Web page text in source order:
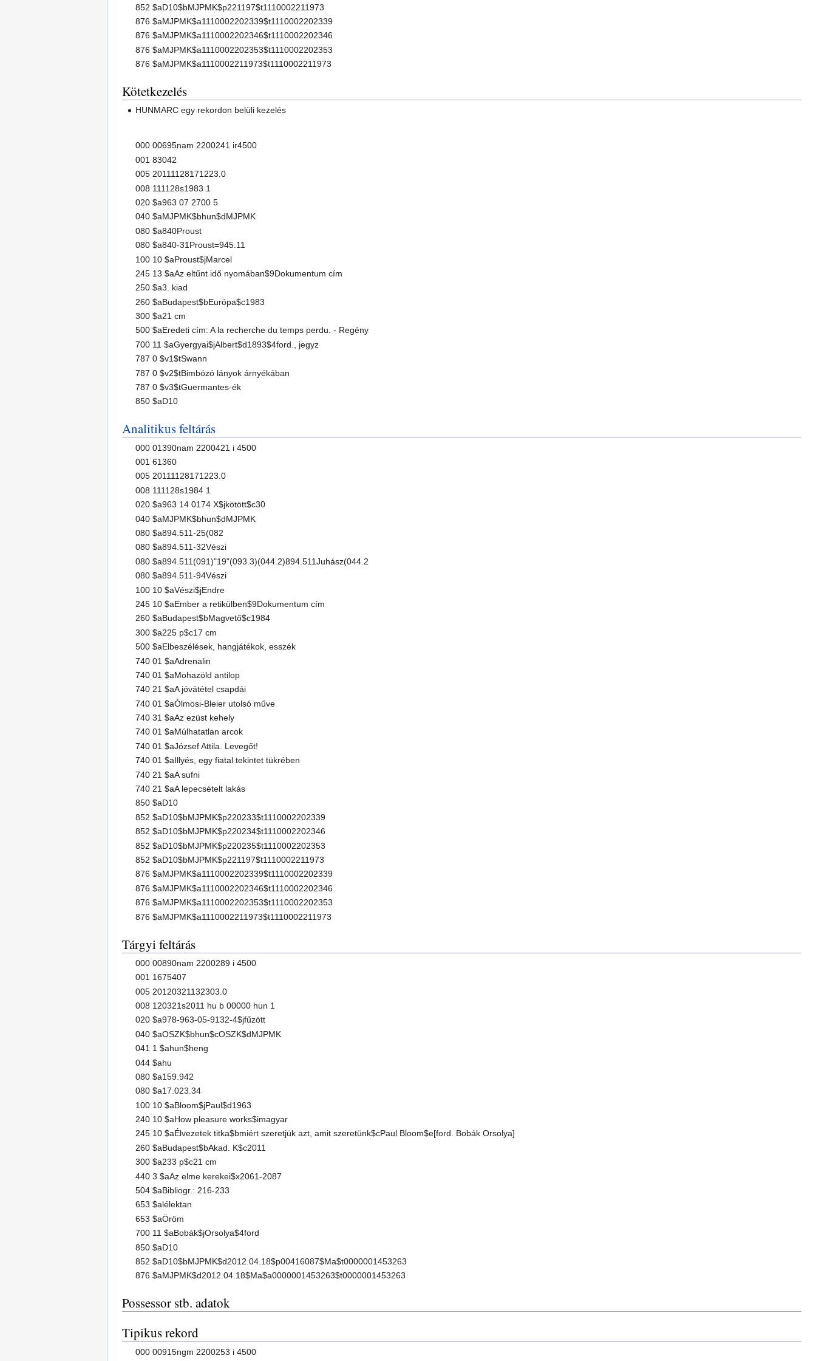
852 $aD10$bMJPMK$p221197$t1110002211973
876 $aMJPMK$a1110002202339$t1110002202339
876 $aMJPMK$a1110002202346$t1110002202346
876 $aMJPMK$a1110002202353$t1110002202353
876 $aMJPMK$a1110002211973$t1110002211973
Kötetkezelés
HUNMARC egy rekordon belüli kezelés
000 00695nam 2200241 ir4500
001 83042
005 20111128171223.0
008 111128s1983 1
020 $a963 07 2700 5
040 $aMJPMK$bhun$dMJPMK
080 $a840Proust
080 $a840-31Proust=945.11
100 10 $aProust$jMarcel
245 13 $aAz eltűnt idő nyomában$9Dokumentum cím
250 $a3. kiad
260 $aBudapest$bEurópa$c1983
300 $a21 cm
500 $aEredeti cím: A la recherche du temps perdu. - Regény
700 11 $aGyergyai$jAlbert$d1893$4ford., jegyz
787 0 $v1$tSwann
787 0 $v2$tBimbózó lányok árnyékában
787 0 $v3$tGuermantes-ék
850 $aD10
Analitikus feltárás
000 01390nam 2200421 i 4500
001 61360
005 20111128171223.0
008 111128s1984 1
020 $a963 14 0174 X$jkötött$c30
040 $aMJPMK$bhun$dMJPMK
080 $a894.511-25(082
080 $a894.511-32Vészi
080 $a894.511(091)"19"(093.3)(044.2)894.511Juhász(044.2
080 $a894.511-94Vészi
100 10 $aVészi$jEndre
245 10 $aEmber a retikülben$9Dokumentum cím
260 $aBudapest$bMagvető$c1984
300 $a225 p$c17 cm
500 $aElbeszélések, hangjátékok, esszék
740 01 $aAdrenalin
740 01 $aMohazöld antilop
740 21 $aA jóvátétel csapdái
740 01 $aÓlmosi-Bleier utolsó műve
740 31 $aAz ezüst kehely
740 01 $aMúlhatatlan arcok
740 01 $aJózsef Attila. Levegőt!
740 01 $aIllyés, egy fiatal tekintet tükrében
740 21 $aA sufni
740 21 $aA lepecsételt lakás
850 $aD10
852 $aD10$bMJPMK$p220233$t1110002202339
852 $aD10$bMJPMK$p220234$t1110002202346
852 $aD10$bMJPMK$p220235$t1110002202353
852 $aD10$bMJPMK$p221197$t1110002211973
876 $aMJPMK$a1110002202339$t1110002202339
876 $aMJPMK$a1110002202346$t1110002202346
876 $aMJPMK$a1110002202353$t1110002202353
876 $aMJPMK$a1110002211973$t1110002211973
Tárgyi feltárás
000 00890nam 2200289 i 4500
001 1675407
005 20120321132303.0
008 120321s2011 hu b 00000 hun 1
020 $a978-963-05-9132-4$jfűzött
040 $aOSZK$bhun$cOSZK$dMJPMK
041 1 $ahun$heng
044 $ahu
080 $a159.942
080 $a17.023.34
100 10 $aBloom$jPaul$d1963
240 10 $aHow pleasure works$imagyar
245 10 $aÉlvezetek titka$bmiért szeretjük azt, amit szeretünk$cPaul Bloom$e[ford. Bobák Orsolya]
260 $aBudapest$bAkad. K$c2011
300 $a233 p$c21 cm
440 3 $aAz elme kerekei$x2061-2087
504 $aBibliogr.: 216-233
653 $alélektan
653 $aÖröm
700 11 $aBobák$jOrsolya$4ford
850 $aD10
852 $aD10$bMJPMK$d2012.04.18$p00416087$Ma$t0000001453263
876 $aMJPMK$d2012.04.18$Ma$a0000001453263$t0000001453263
Possessor stb. adatok
Tipikus rekord
000 00915ngm 2200253 i 4500